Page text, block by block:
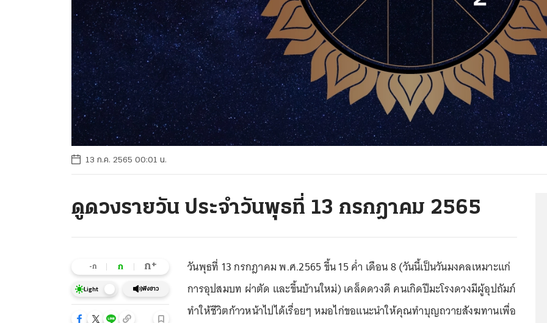
13 ก.ค. 2565 00:01 น.
ดูดวงรายวัน ประจำวันพุธที่ 13 กรกฎาคม 2565
-ก ก ก+
Light ฟังข่าว
วันพุธที่ 13 กรกฎาคม พ.ศ.2565 ขึ้น 15 ค่ำ เดือน 8 (วันนี้เป็นวันมงคลเหมาะแก่
การอุปสมบท ผ่าตัด และขึ้นบ้านใหม่) เคล็ดดวงดี คนเกิดปีมะโรงดวงมีผู้อุปถัมภ์
ทำให้ชีวิตก้าวหน้าไปได้เรื่อยๆ หมอไก่ขอแนะนำให้คุณทำบุญถวายสังฆทานเพื่อ